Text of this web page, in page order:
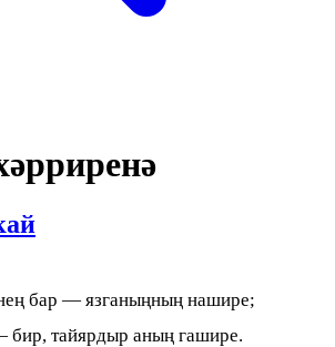
бар — язганыңның нашире;
тайярдыр аның гашире.